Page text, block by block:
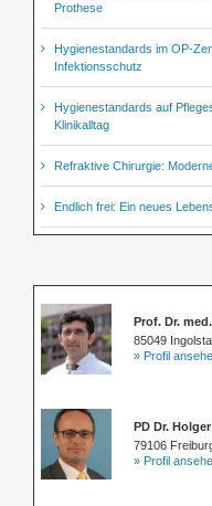
Prothese
Hygienestandards im OP-
Infektionsschutz
Hygienestandards auf
Klinikalltag
Refraktive Chirurgie:
Endlich frei: Ein neues
Prof. Dr.
85049
» Profil
PD Dr.
79106
» Profil